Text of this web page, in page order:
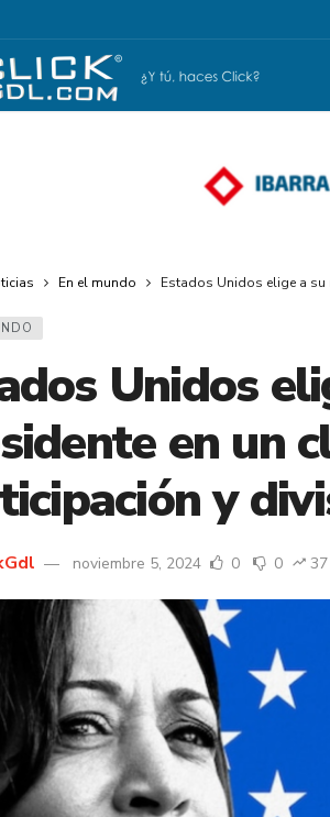
En el mundo Estados Unidos elige a su
Unidos
en un
y
noviembre 5, 2024 0 0 37